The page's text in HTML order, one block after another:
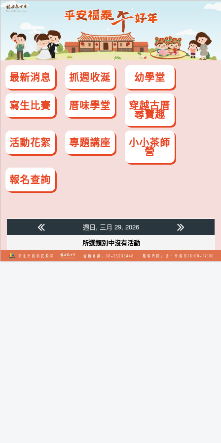
最新消息 抓週收涎
幼學堂
寫生比賽
厝味學堂 穿越古厝
尋寶趣
活動花絮
專題講座 小小茶師
營
報名查詢
週日, 三月 29, 2026
所選類別中沒有活動